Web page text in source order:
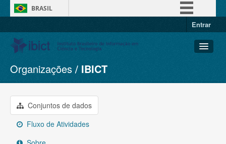
BRASIL
Entrar
Conjuntos de dados
Organizações
Grupos
Sobre
Organizações IBICT
Conjuntos de dados
Fluxo de Atividades